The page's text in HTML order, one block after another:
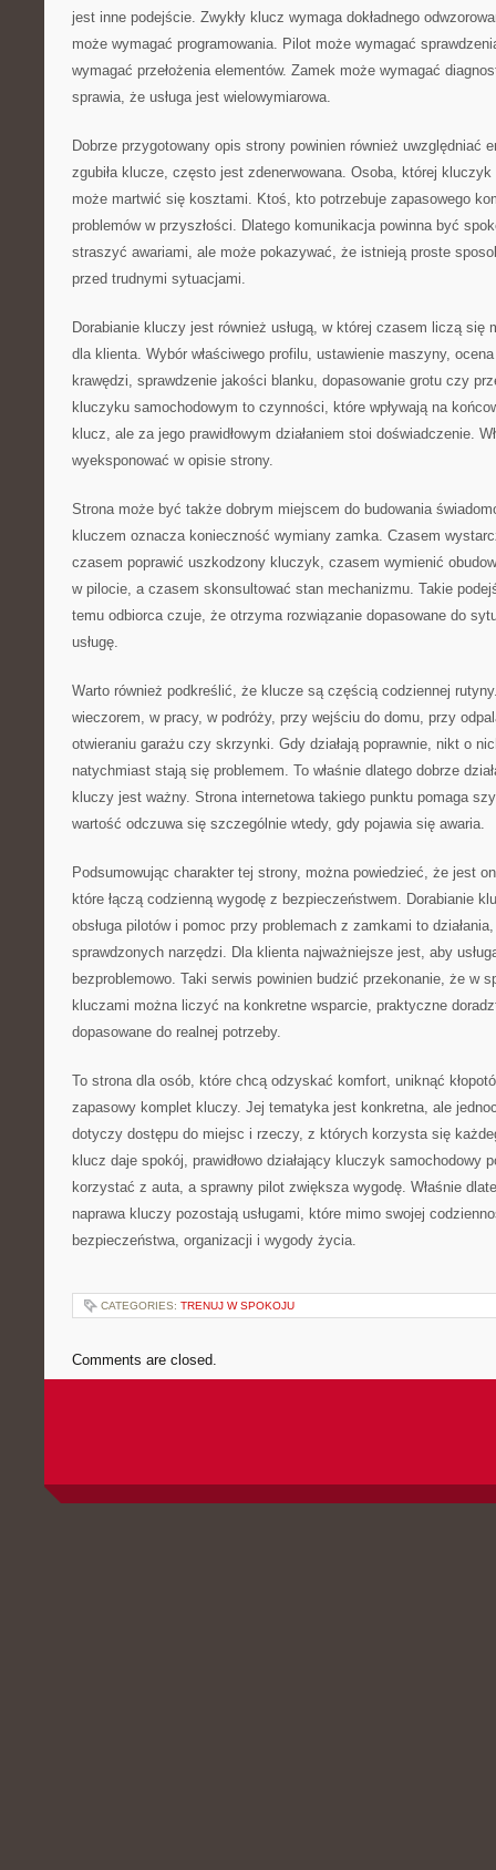
jest inne podejście. Zwykły klucz wymaga dokładnego
może wymagać programowania. Pilot może wymagać
wymagać przełożenia elementów. Zamek może wymagać
sprawia, że usługa jest wielowymiarowa.
Dobrze przygotowany opis strony powinien również uwzględniać
zgubiła klucze, często jest zdenerwowana. Osoba, której kluczyk
może martwić się kosztami. Ktoś, kto potrzebuje zapasowego
problemów w przyszłości. Dlatego komunikacja powinna być
straszyć awariami, ale może pokazywać, że istnieją proste
przed trudnymi sytuacjami.
Dorabianie kluczy jest również usługą, w której czasem liczą się
dla klienta. Wybór właściwego profilu, ustawienie maszyny,
krawędzi, sprawdzenie jakości blanku, dopasowanie grotu czy
kluczyku samochodowym to czynności, które wpływają na
klucz, ale za jego prawidłowym działaniem stoi doświadczenie.
wyeksponować w opisie strony.
Strona może być także dobrym miejscem do budowania
kluczem oznacza konieczność wymiany zamka. Czasem
czasem poprawić uszkodzony kluczyk, czasem wymienić
w pilocie, a czasem skonsultować stan mechanizmu. Takie
temu odbiorca czuje, że otrzyma rozwiązanie dopasowane do
usługę.
Warto również podkreślić, że klucze są częścią codziennej
wieczorem, w pracy, w podróży, przy wejściu do domu, przy
otwieraniu garażu czy skrzynki. Gdy działają poprawnie, nikt o
natychmiast stają się problemem. To właśnie dlatego dobrze
kluczy jest ważny. Strona internetowa takiego punktu pomaga
wartość odczuwa się szczególnie wtedy, gdy pojawia się awaria.
Podsumowując charakter tej strony, można powiedzieć, że jest
które łączą codzienną wygodę z bezpieczeństwem. Dorabianie
obsługa pilotów i pomoc przy problemach z zamkami to
sprawdzonych narzędzi. Dla klienta najważniejsze jest, aby
bezproblemowo. Taki serwis powinien budzić przekonanie, że w
kluczami można liczyć na konkretne wsparcie, praktyczne
dopasowane do realnej potrzeby.
To strona dla osób, które chcą odzyskać komfort, uniknąć
zapasowy komplet kluczy. Jej tematyka jest konkretna, ale
dotyczy dostępu do miejsc i rzeczy, z których korzysta się
klucz daje spokój, prawidłowo działający kluczyk samochodowy
korzystać z auta, a sprawny pilot zwiększa wygodę. Właśnie
naprawa kluczy pozostają usługami, które mimo swojej
bezpieczeństwa, organizacji i wygody życia.
CATEGORIES: TRENUJ W SPOKOJU
Comments are closed.